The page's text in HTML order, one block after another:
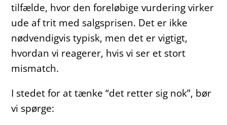
tilfælde, hvor den foreløbige vurdering virker
ude af trit med salgsprisen. Det er ikke
nødvendigvis typisk, men det er vigtigt,
hvordan vi reagerer, hvis vi ser et stort
mismatch.
I stedet for at tænke “det retter sig nok”, bør
vi spørge: